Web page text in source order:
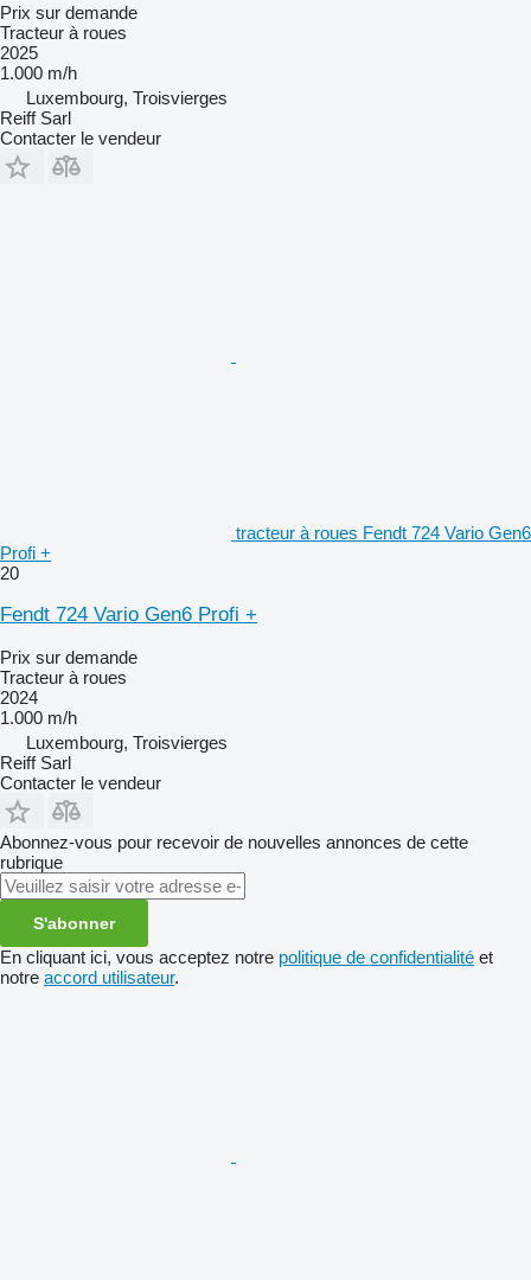
Prix sur demande
Tracteur à roues
2025
1.000 m/h
Luxembourg, Troisvierges
Reiff Sarl
Contacter le vendeur
tracteur à roues Fendt 724 Vario Gen6
Profi +
20
Fendt 724 Vario Gen6 Profi +
Prix sur demande
Tracteur à roues
2024
1.000 m/h
Luxembourg, Troisvierges
Reiff Sarl
Contacter le vendeur
Abonnez-vous pour recevoir de nouvelles annonces de cette
rubrique
S'abonner
En cliquant ici, vous acceptez notre politique de confidentialité et
notre accord utilisateur.